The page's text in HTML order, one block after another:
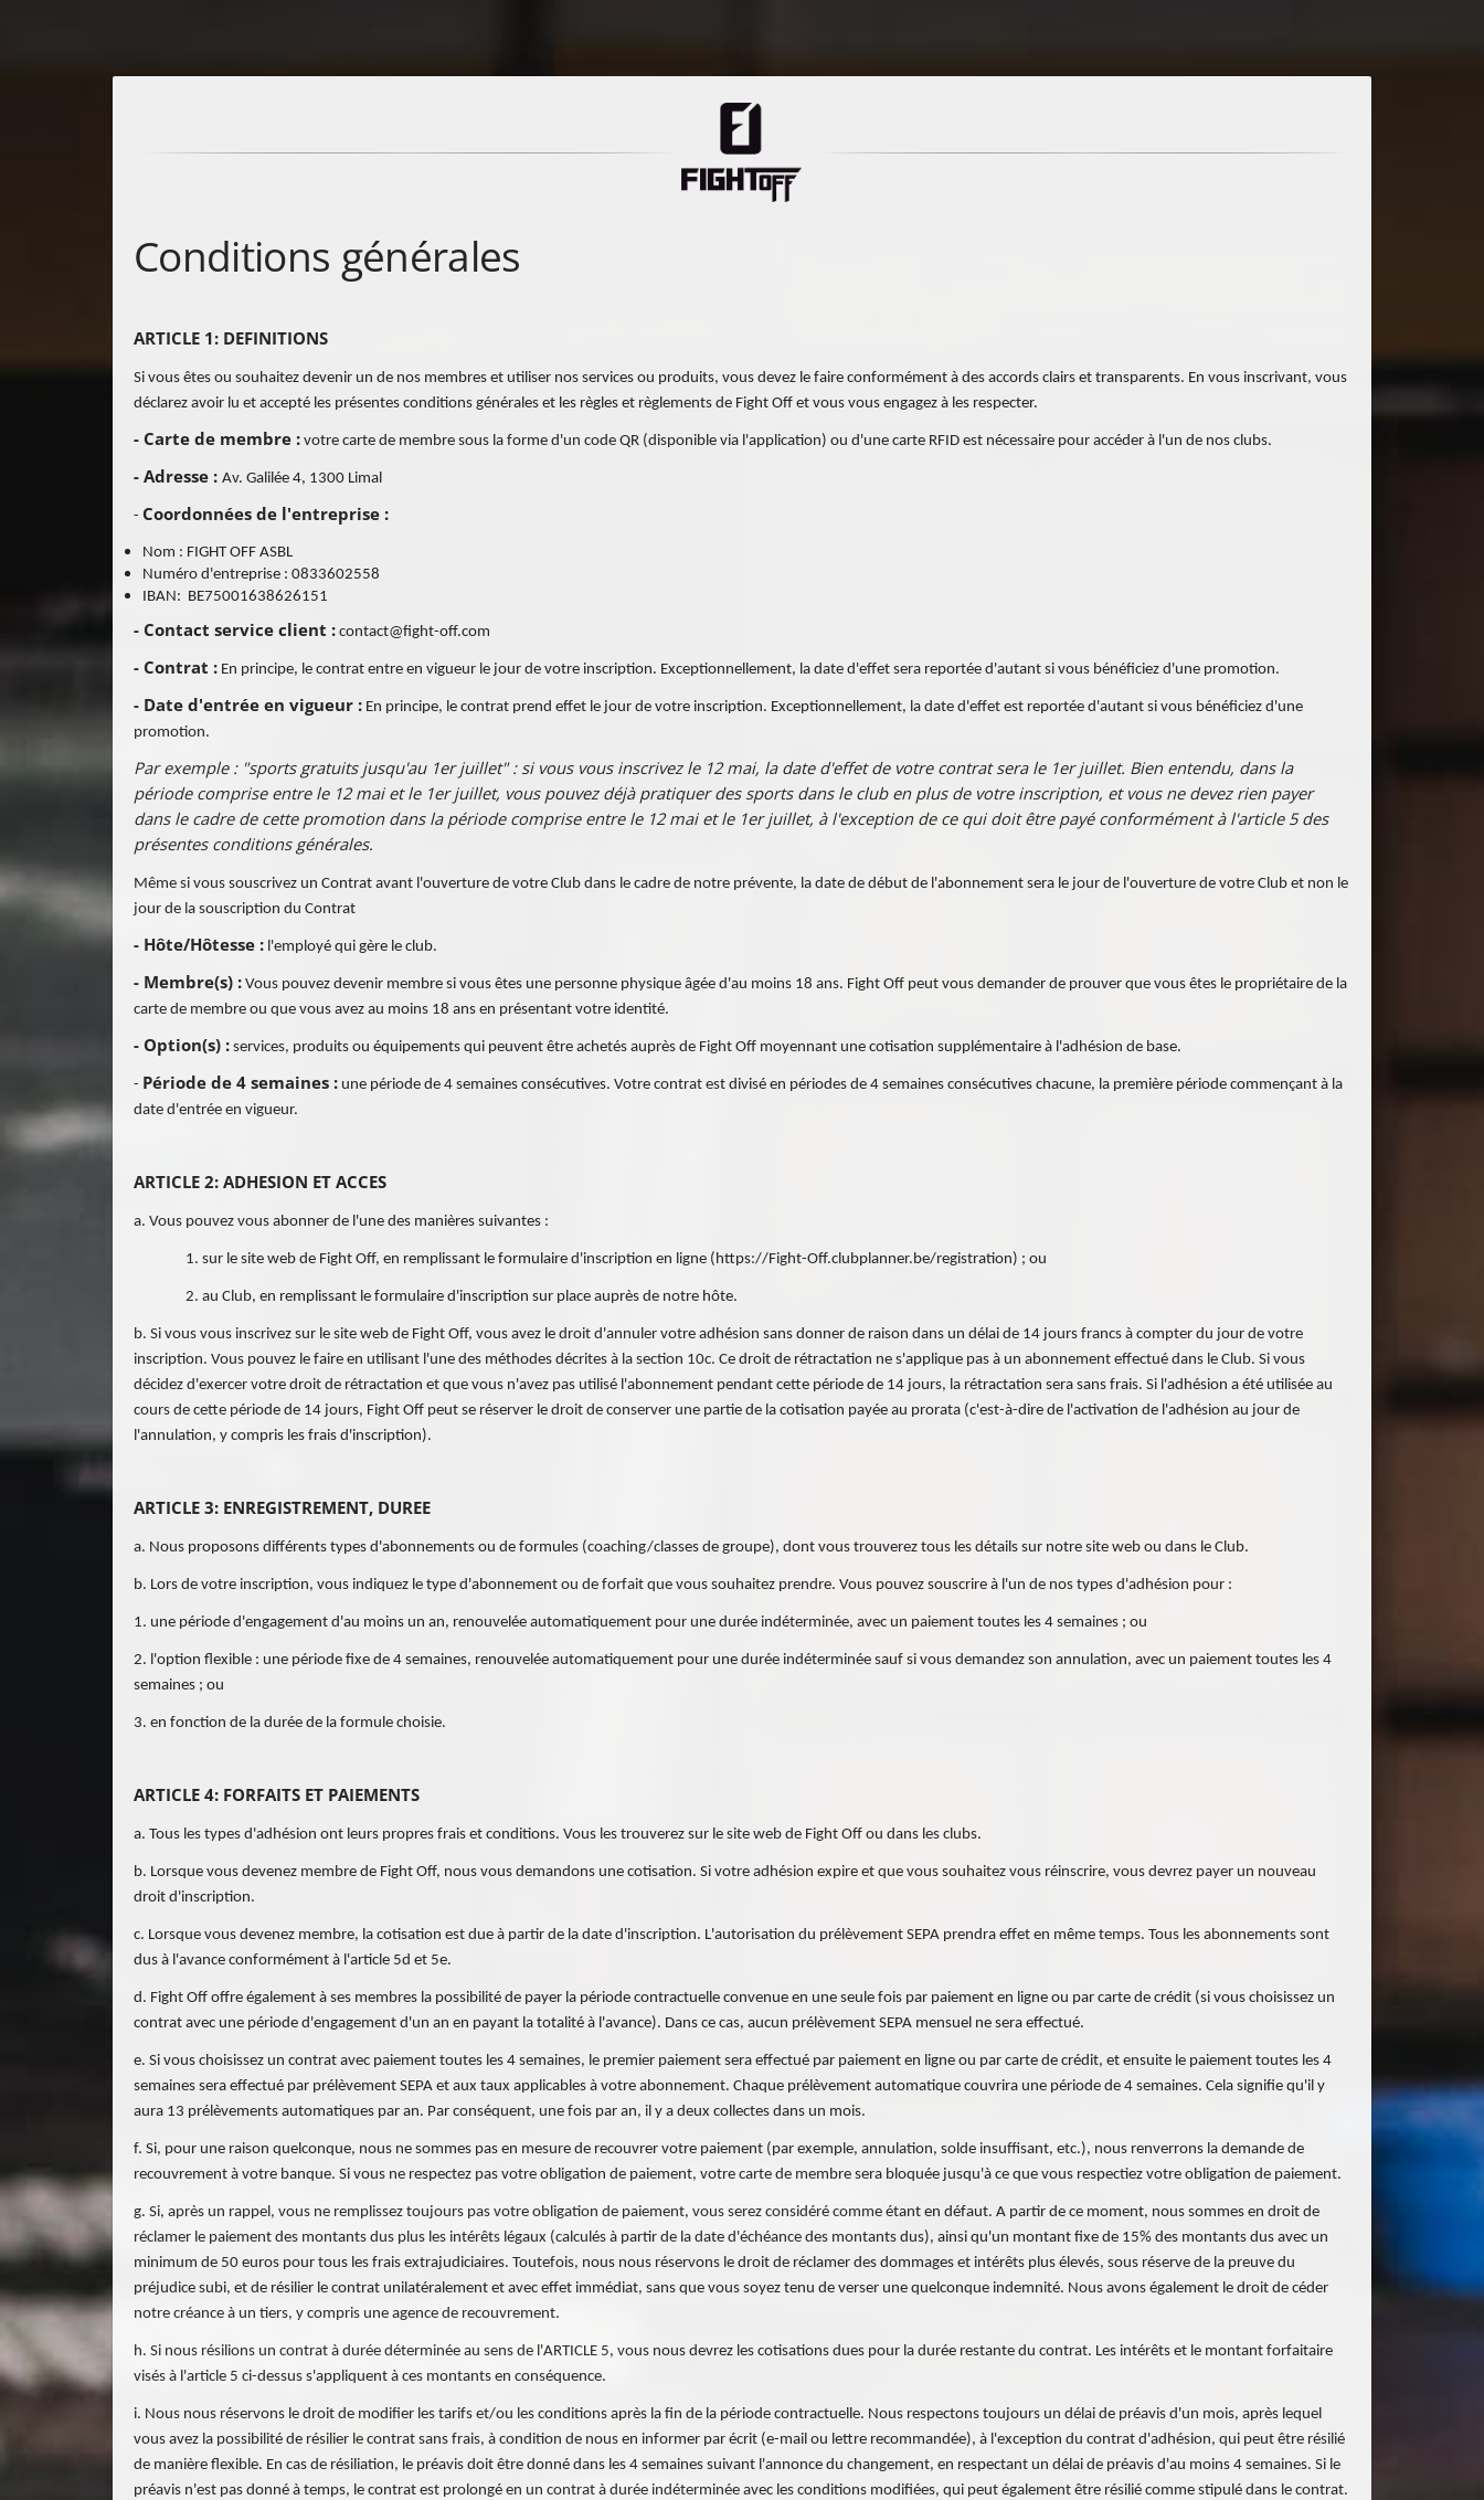
Conditions générales
ARTICLE 1: DEFINITIONS
Si vous êtes ou souhaitez devenir un de nos membres et utiliser nos services ou produits, vous devez le faire conformément à des accords clairs et transparents. En vous inscrivant, vous
déclarez avoir lu et accepté les présentes conditions générales et les règles et règlements de Fight Off et vous vous engagez à les respecter.
- Carte de membre : votre carte de membre sous la forme d'un code QR (disponible via l'application) ou d'une carte RFID est nécessaire pour accéder à l'un de nos clubs.
- Adresse : Av. Galilée 4, 1300 Limal
- Coordonnées de l'entreprise :
Nom : FIGHT OFF ASBL
Numéro d'entreprise : 0833602558
IBAN: BE75001638626151
- Contact service client : contact@fight-off.com
- Contrat : En principe, le contrat entre en vigueur le jour de votre inscription. Exceptionnellement, la date d'effet sera reportée d'autant si vous bénéficiez d'une promotion.
- Date d'entrée en vigueur : En principe, le contrat prend effet le jour de votre inscription. Exceptionnellement, la date d'effet est reportée d'autant si vous bénéficiez d'une
promotion.
Par exemple : "sports gratuits jusqu'au 1er juillet" : si vous vous inscrivez le 12 mai, la date d'effet de votre contrat sera le 1er juillet. Bien entendu, dans la
période comprise entre le 12 mai et le 1er juillet, vous pouvez déjà pratiquer des sports dans le club en plus de votre inscription, et vous ne devez rien payer
dans le cadre de cette promotion dans la période comprise entre le 12 mai et le 1er juillet, à l'exception de ce qui doit être payé conformément à l'article 5 des
présentes conditions générales.
Même si vous souscrivez un Contrat avant l'ouverture de votre Club dans le cadre de notre prévente, la date de début de l'abonnement sera le jour de l'ouverture de votre Club et non le
jour de la souscription du Contrat
- Hôte/Hôtesse : l'employé qui gère le club.
- Membre(s) : Vous pouvez devenir membre si vous êtes une personne physique âgée d'au moins 18 ans. Fight Off peut vous demander de prouver que vous êtes le propriétaire de la
carte de membre ou que vous avez au moins 18 ans en présentant votre identité.
- Option(s) : services, produits ou équipements qui peuvent être achetés auprès de Fight Off moyennant une cotisation supplémentaire à l'adhésion de base.
- Période de 4 semaines : une période de 4 semaines consécutives. Votre contrat est divisé en périodes de 4 semaines consécutives chacune, la première période commençant à la
date d'entrée en vigueur.
ARTICLE 2: ADHESION ET ACCES
a. Vous pouvez vous abonner de l'une des manières suivantes :
1. sur le site web de Fight Off, en remplissant le formulaire d'inscription en ligne (https://Fight-Off.clubplanner.be/registration) ; ou
2. au Club, en remplissant le formulaire d'inscription sur place auprès de notre hôte.
b. Si vous vous inscrivez sur le site web de Fight Off, vous avez le droit d'annuler votre adhésion sans donner de raison dans un délai de 14 jours francs à compter du jour de votre
inscription. Vous pouvez le faire en utilisant l'une des méthodes décrites à la section 10c. Ce droit de rétractation ne s'applique pas à un abonnement effectué dans le Club. Si vous
décidez d'exercer votre droit de rétractation et que vous n'avez pas utilisé l'abonnement pendant cette période de 14 jours, la rétractation sera sans frais. Si l'adhésion a été utilisée au
cours de cette période de 14 jours, Fight Off peut se réserver le droit de conserver une partie de la cotisation payée au prorata (c'est-à-dire de l'activation de l'adhésion au jour de
l'annulation, y compris les frais d'inscription).
ARTICLE 3: ENREGISTREMENT, DUREE
a. Nous proposons différents types d'abonnements ou de formules (coaching/classes de groupe), dont vous trouverez tous les détails sur notre site web ou dans le Club.
b. Lors de votre inscription, vous indiquez le type d'abonnement ou de forfait que vous souhaitez prendre. Vous pouvez souscrire à l'un de nos types d'adhésion pour :
1. une période d'engagement d'au moins un an, renouvelée automatiquement pour une durée indéterminée, avec un paiement toutes les 4 semaines ; ou
2. l'option flexible : une période fixe de 4 semaines, renouvelée automatiquement pour une durée indéterminée sauf si vous demandez son annulation, avec un paiement toutes les 4
semaines ; ou
3. en fonction de la durée de la formule choisie.
ARTICLE 4: FORFAITS ET PAIEMENTS
a. Tous les types d'adhésion ont leurs propres frais et conditions. Vous les trouverez sur le site web de Fight Off ou dans les clubs.
b. Lorsque vous devenez membre de Fight Off, nous vous demandons une cotisation. Si votre adhésion expire et que vous souhaitez vous réinscrire, vous devrez payer un nouveau
droit d'inscription.
c. Lorsque vous devenez membre, la cotisation est due à partir de la date d'inscription. L'autorisation du prélèvement SEPA prendra effet en même temps. Tous les abonnements sont
dus à l'avance conformément à l'article 5d et 5e.
d. Fight Off offre également à ses membres la possibilité de payer la période contractuelle convenue en une seule fois par paiement en ligne ou par carte de crédit (si vous choisissez un
contrat avec une période d'engagement d'un an en payant la totalité à l'avance). Dans ce cas, aucun prélèvement SEPA mensuel ne sera effectué.
e. Si vous choisissez un contrat avec paiement toutes les 4 semaines, le premier paiement sera effectué par paiement en ligne ou par carte de crédit, et ensuite le paiement toutes les 4
semaines sera effectué par prélèvement SEPA et aux taux applicables à votre abonnement. Chaque prélèvement automatique couvrira une période de 4 semaines. Cela signifie qu'il y
aura 13 prélèvements automatiques par an. Par conséquent, une fois par an, il y a deux collectes dans un mois.
f. Si, pour une raison quelconque, nous ne sommes pas en mesure de recouvrer votre paiement (par exemple, annulation, solde insuffisant, etc.), nous renverrons la demande de
recouvrement à votre banque. Si vous ne respectez pas votre obligation de paiement, votre carte de membre sera bloquée jusqu'à ce que vous respectiez votre obligation de paiement.
g. Si, après un rappel, vous ne remplissez toujours pas votre obligation de paiement, vous serez considéré comme étant en défaut. A partir de ce moment, nous sommes en droit de
réclamer le paiement des montants dus plus les intérêts légaux (calculés à partir de la date d'échéance des montants dus), ainsi qu'un montant fixe de 15% des montants dus avec un
minimum de 50 euros pour tous les frais extrajudiciaires. Toutefois, nous nous réservons le droit de réclamer des dommages et intérêts plus élevés, sous réserve de la preuve du
préjudice subi, et de résilier le contrat unilatéralement et avec effet immédiat, sans que vous soyez tenu de verser une quelconque indemnité. Nous avons également le droit de céder
notre créance à un tiers, y compris une agence de recouvrement.
h. Si nous résilions un contrat à durée déterminée au sens de l'ARTICLE 5, vous nous devrez les cotisations dues pour la durée restante du contrat. Les intérêts et le montant forfaitaire
visés à l'article 5 ci-dessus s'appliquent à ces montants en conséquence.
i. Nous nous réservons le droit de modifier les tarifs et/ou les conditions après la fin de la période contractuelle. Nous respectons toujours un délai de préavis d'un mois, après lequel
vous avez la possibilité de résilier le contrat sans frais, à condition de nous en informer par écrit (e-mail ou lettre recommandée), à l'exception du contrat d'adhésion, qui peut être résilié
de manière flexible. En cas de résiliation, le préavis doit être donné dans les 4 semaines suivant l'annonce du changement, en respectant un délai de préavis d'au moins 4 semaines. Si le
préavis n'est pas donné à temps, le contrat est prolongé en un contrat à durée indéterminée avec les conditions modifiées, qui peut également être résilié comme stipulé dans le contrat.